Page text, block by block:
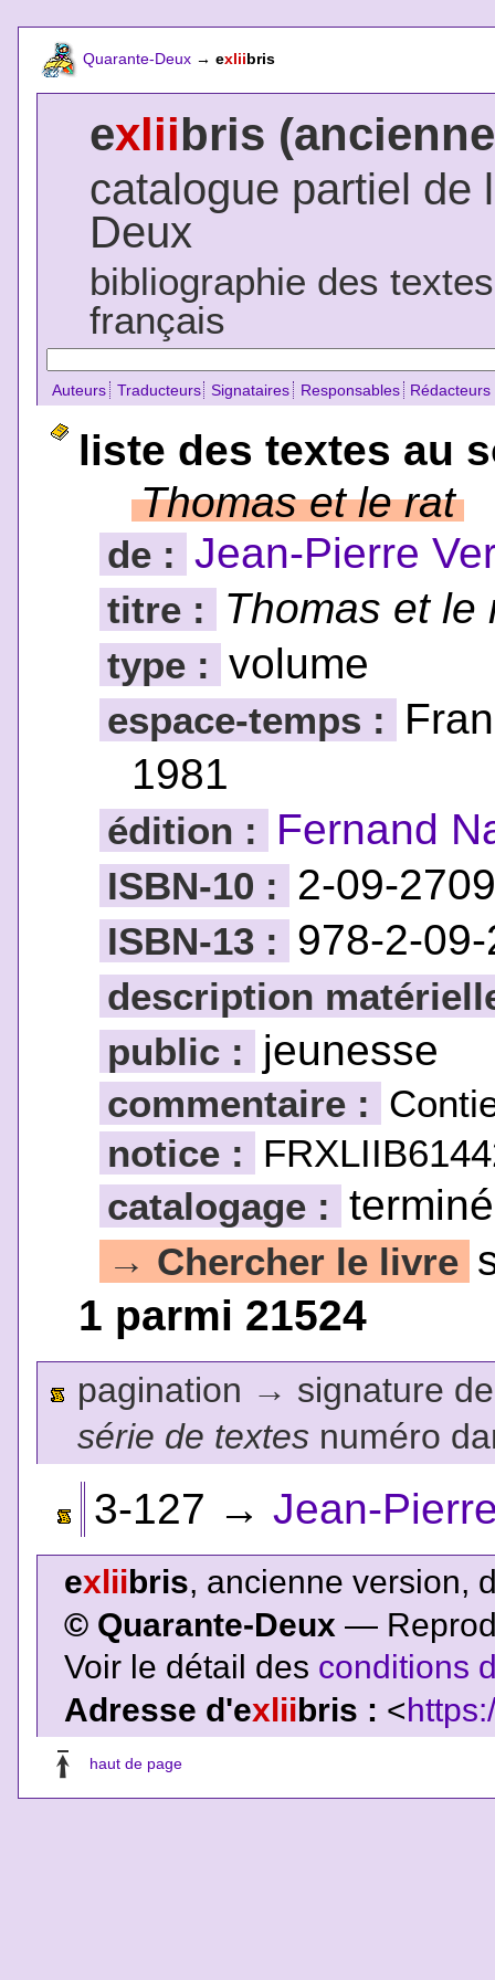
Quarante-Deux → exliibris
exliibris
catalogue partiel de
Deux
bibliographie des
français
Auteurs Traducteurs Signataires Responsables Rédacteurs
liste des textes au
Thomas et le rat
de : Jean-Pierre
titre : Thomas et le
type : volume
espace-temps :
1981
édition : Fernand
ISBN-10 : 2-09-
ISBN-13 : 978-2-
description
public : jeunesse
commentaire :
notice :
catalogage : terminé
→ Chercher le livre
1 parmi 21524
pagination → signature
série de textesnuméro
3-127 → Jean-
exliibris, ancienne version,
© Quarante-Deux —
Voir le détail des conditions
Adresse d'exliibris : <
haut de page